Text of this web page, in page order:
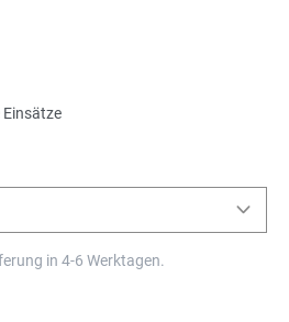
in 4-6 Werktagen.